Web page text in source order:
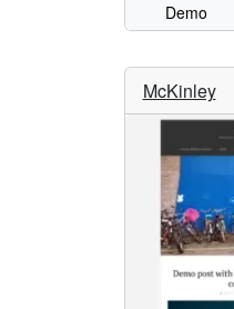
Demo
McKinley